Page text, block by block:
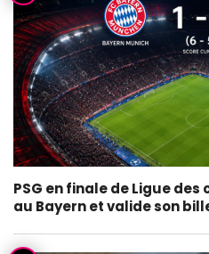
PSG en finale de Ligue
au Bayern et valide son